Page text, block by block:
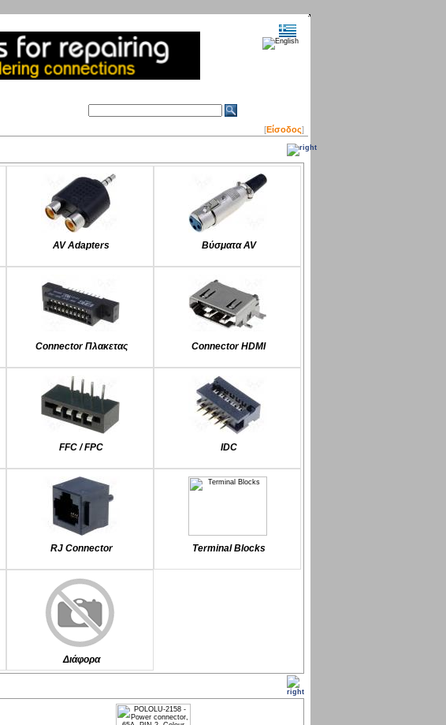
[Είσοδος]
AV Adapters Βύσματα AV
Connector Πλακετας Connector HDMI
FFC / FPC IDC
RJ Connector Terminal Blocks
Διάφορα